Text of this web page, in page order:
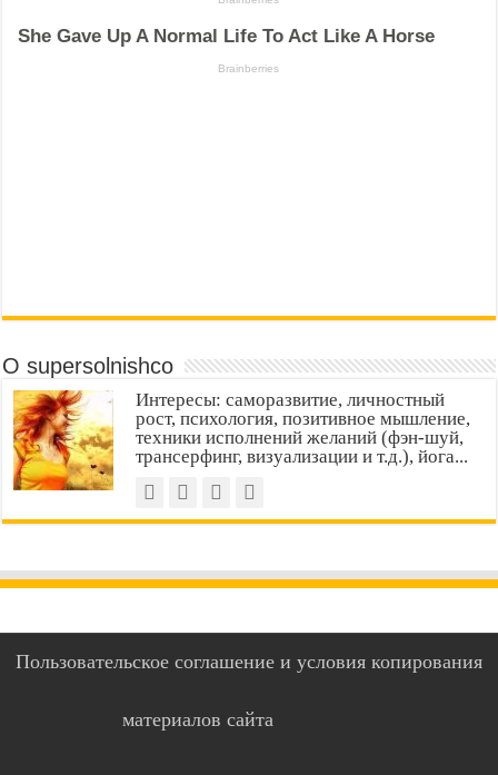
О supersolnishco
Интересы: саморазвитие, личностный
рост, психология, позитивное мышление,
техники исполнений желаний (фэн-шуй,
трансерфинг, визуализации и т.д.), йога...
Пользовательское соглашение и условия копирования
материалов сайта